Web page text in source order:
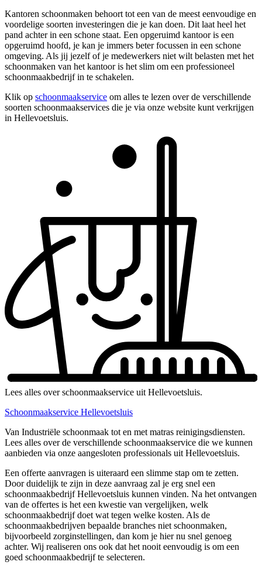
Kantoren schoonmaken behoort tot een van de meest eenvoudige en
voordelige soorten investeringen die je kan doen. Dit laat heel het
pand achter in een schone staat. Een opgeruimd kantoor is een
opgeruimd hoofd, je kan je immers beter focussen in een schone
omgeving. Als jij jezelf of je medewerkers niet wilt belasten met het
schoonmaken van het kantoor is het slim om een professioneel
schoonmaakbedrijf in te schakelen.
Klik op schoonmaakservice om alles te lezen over de verschillende
soorten schoonmaakservices die je via onze website kunt verkrijgen
in Hellevoetsluis.
Lees alles over schoonmaakservice uit Hellevoetsluis.
Schoonmaakservice Hellevoetsluis
Van Industriële schoonmaak tot en met matras reinigingsdiensten.
Lees alles over de verschillende schoonmaakservice die we kunnen
aanbieden via onze aangesloten professionals uit Hellevoetsluis.
Een offerte aanvragen is uiteraard een slimme stap om te zetten.
Door duidelijk te zijn in deze aanvraag zal je erg snel een
schoonmaakbedrijf Hellevoetsluis kunnen vinden. Na het ontvangen
van de offertes is het een kwestie van vergelijken, welk
schoonmaakbedrijf doet wat tegen welke kosten. Als de
schoonmaakbedrijven bepaalde branches niet schoonmaken,
bijvoorbeeld zorginstellingen, dan kom je hier nu snel genoeg
achter. Wij realiseren ons ook dat het nooit eenvoudig is om een
goed schoonmaakbedrijf te selecteren.